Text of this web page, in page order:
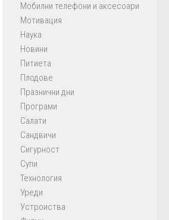
Мобилни телефони и аксесоари
Мотивация
Наука
Новини
Питиета
Плодове
Празнични дни
Програми
Салати
Сандвичи
Сигурност
Супи
Технология
Уреди
Устроиства